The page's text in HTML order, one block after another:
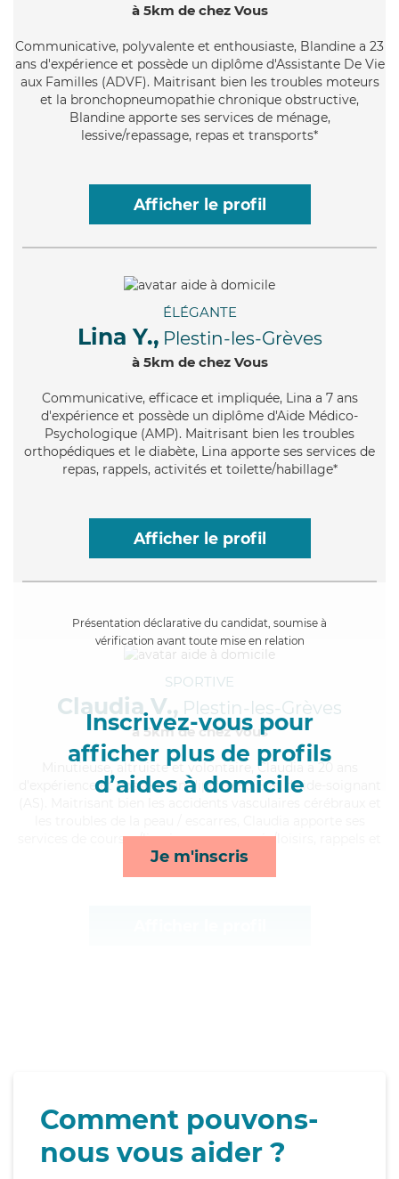
à 5km de chez Vous
Communicative, polyvalente et enthousiaste, Blandine a 23
ans d'expérience et possède un diplôme d'Assistante De Vie
aux Familles (ADVF). Maitrisant bien les troubles moteurs
et la bronchopneumopathie chronique obstructive,
Blandine apporte ses services de ménage,
lessive/repassage, repas et transports*
Afficher le profil
ÉLÉGANTE
Lina Y., Plestin-les-Grèves
à 5km de chez Vous
Communicative, efficace et impliquée, Lina a 7 ans
d'expérience et possède un diplôme d'Aide Médico-
Psychologique (AMP). Maitrisant bien les troubles
orthopédiques et le diabète, Lina apporte ses services de
repas, rappels, activités et toilette/habillage*
Afficher le profil
Présentation déclarative du candidat, soumise à
vérification avant toute mise en relation
Inscrivez-vous pour
afficher plus de profils
d’aides à domicile
Je m'inscris
SPORTIVE
Claudia V., Plestin-les-Grèves
à 5km de chez Vous
, altruiste et volontaire, Claudia a 20 ans
d'expérience et possède un diplôme d'Etat d'aide-soignant
services de courses/livraison, compagnie/loisirs, rappels et
repas*
Comment pouvons-
nous vous aider ?